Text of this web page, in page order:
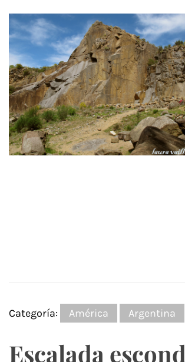
Categoría: América Argentina
Escalada